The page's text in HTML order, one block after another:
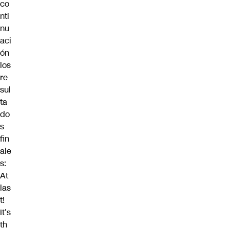
co
nti
nu
aci
ón
los
re
sul
ta
do
s
fin
ale
s:
At
las
t!
It's
th